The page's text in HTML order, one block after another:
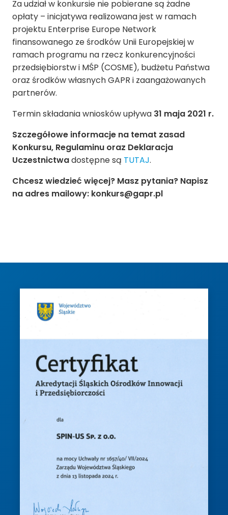
Za udział w konkursie nie pobierane są żadne
opłaty – inicjatywa realizowana jest w ramach
projektu Enterprise Europe Network
finansowanego ze środków Unii Europejskiej w
ramach programu na rzecz konkurencyjności
przedsiębiorstw i MŚP (COSME), budżetu Państwa
oraz środków własnych GAPR i zaangażowanych
partnerów.
Termin składania wniosków upływa 31 maja 2021 r.
Szczegółowe informacje na temat zasad
Konkursu, Regulaminu oraz Deklaracja
Uczestnictwadostępne są TUTAJ.
Chcesz wiedzieć więcej? Masz pytania? Napisz
na adres mailowy: konkurs@gapr.pl